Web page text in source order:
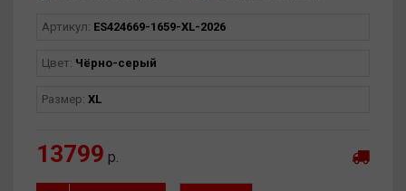
Артикул: ES424669-1659-XL-2026
Цвет: Чёрно-серый
Размер: XL
13799 р.